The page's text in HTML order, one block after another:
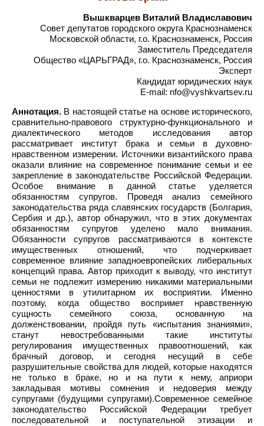
Вышкварцев Виталий Владиславович
Совет депутатов городского округа Краснознаменск
Московской области, г.о. Краснознаменск, Россия
Заместитель Председателя
Общество «ЦАРЬГРАД», г.о. Краснознаменск, Россия
Эксперт
Кандидат юридических наук
E-mail: nfo@vyshkvartsev.ru
Аннотация. В настоящей статье на основе исторического,
сравнительно-правового структурно-функционального и
диалектического методов исследования автор
рассматривает институт брака и семьи в духовно-
нравственном измерении. Источники византийского права
оказали влияние на современное понимание семьи и ее
закрепление в законодательстве Российской Федерации.
Особое внимание в данной статье уделяется
обязанностям супругов. Проведя анализ семейного
законодательства ряда славянских государств (Болгария,
Сербия и др.), автор обнаружил, что в этих документах
обязанностям супругов уделено мало внимания.
Обязанности супругов рассматриваются в контексте
имущественных отношений, что подчеркивает
современное влияние западноевропейских либеральных
концепций права. Автор приходит к выводу, что институт
семьи не подлежит измерению никакими материальными
ценностями в утилитарном их восприятии. Именно
поэтому, когда общество воспримет нравственную
сущность семейного союза, основанную на
долженствовании, пройдя путь «испытания знаниями»,
станут невостребованными такие институты
регулирования имущественных правоотношений, как
брачный договор, и сегодня несущий в себе
разрушительные свойства для людей, которые находятся
не только в браке, но и на пути к нему, априори
закладывая мотивы сомнения и недоверия между
супругами (будущими супругами).Современное семейное
законодательство Российской Федерации требует
последовательной и поступательной этизации и